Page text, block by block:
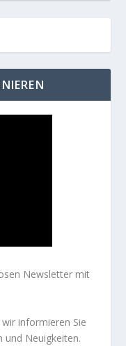
Newsletter mit
informieren Sie
und Neuigkeiten.